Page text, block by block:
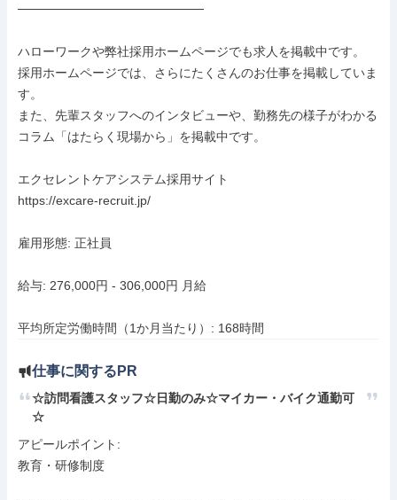
─────────────────────
ハローワークや弊社採用ホームページでも求人を掲載中です。
採用ホームページでは、さらにたくさんのお仕事を掲載していま
す。
また、先輩スタッフへのインタビューや、勤務先の様子がわかる
コラム「はたらく現場から」を掲載中です。
エクセレントケアシステム採用サイト
https://excare-recruit.jp/
雇用形態: 正社員
給与: 276,000円 - 306,000円 月給
平均所定労働時間（1か月当たり）: 168時間
仕事に関するPR
☆訪問看護スタッフ☆日勤のみ☆マイカー・バイク通勤可
☆
アピールポイント:
教育・研修制度